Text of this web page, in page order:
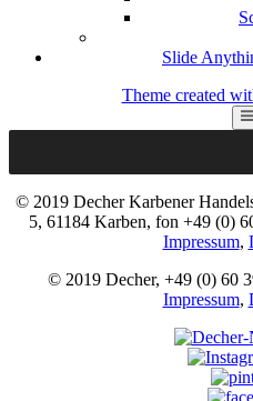
Slide
Theme created
© 2019 Decher Karbener
5, 61184 Karben, fon +49 (0)
Impressum,
© 2019 Decher, +49 (0) 60
Impressum,